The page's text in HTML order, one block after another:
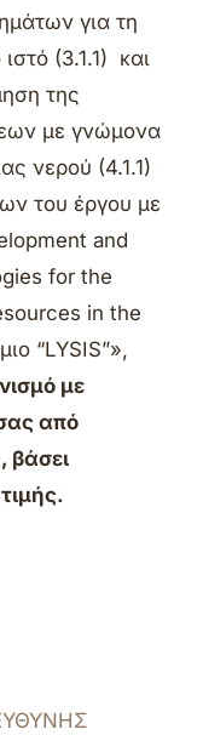
για τη
(3.1.1) και
της
με γνώμονα
νερού (4.1.1)
του έργου με
and
for the
in the
“LYSIS”»,
με
από
βάσει